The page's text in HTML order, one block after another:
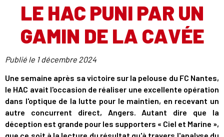
LE HAC PUNI PAR UN
GAMIN DE LA CAVÉE
Publié le 1 décembre 2024
Une semaine après sa victoire sur la pelouse du FC Nantes,
le HAC avait l'occasion de réaliser une excellente opération
dans l'optique de la lutte pour le maintien, en recevant un
autre concurrent direct, Angers. Autant dire que la
déception est grande pour les supporters « Ciel et Marine »,